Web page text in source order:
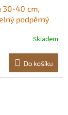
30-40 cm,
podpěrný
pro dočasnou
Skladem
Do košíku